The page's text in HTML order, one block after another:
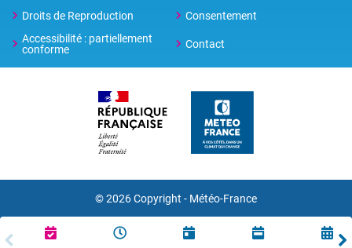
Droits de Reproduction
Consentement
Accessibilité : partiellement
conforme
Contact
© 2026 Copyright - Météo-France